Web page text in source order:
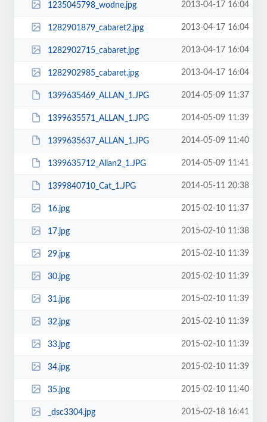
1235045798_wodne.jpg 2013-04-17 16:04
1282901879_cabaret2.jpg 2013-04-17 16:04
1282902715_cabaret.jpg 2013-04-17 16:04
1282902985_cabaret.jpg 2013-04-17 16:04
1399635469_ALLAN_1.JPG 2014-05-09 11:37
1399635571_ALLAN_1.JPG 2014-05-09 11:39
1399635637_ALLAN_1.JPG 2014-05-09 11:40
1399635712_Allan2_1.JPG 2014-05-09 11:41
1399840710_Cat_1.JPG 2014-05-11 20:38
16.jpg 2015-02-10 11:37
17.jpg 2015-02-10 11:38
29.jpg 2015-02-10 11:39
30.jpg 2015-02-10 11:39
31.jpg 2015-02-10 11:39
32.jpg 2015-02-10 11:39
33.jpg 2015-02-10 11:39
34.jpg 2015-02-10 11:39
35.jpg 2015-02-10 11:40
_dsc3304.jpg 2015-02-18 16:41